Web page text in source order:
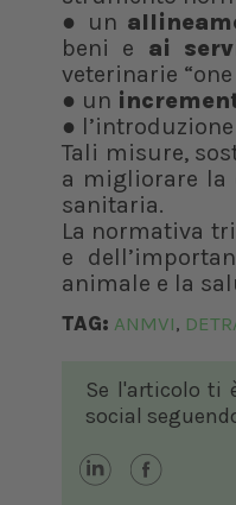
● un
beni e ai
veterinarie
● un
●
Tali misure,
a migliorare la
sanitaria.
La normativa
e
animale e la
TAG: ANMVI,
Se l'articolo ti
social